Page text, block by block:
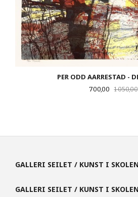
PER ODD AARRESTAD -
Tilbud
700,00 1 050,00
GALLERI SEILET / KUNST I SKOLEN
GALLERI SEILET / KUNST I SKOLEN